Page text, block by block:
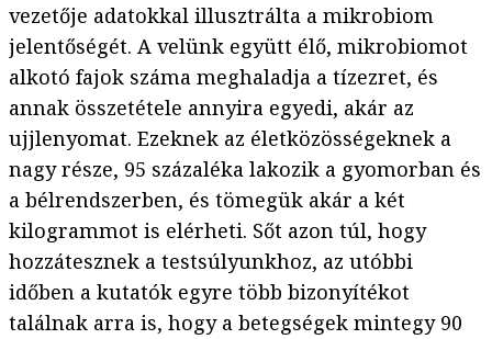
vezetője adatokkal illusztrálta a mikrobiom
jelentőségét. A velünk együtt élő, mikrobiomot
alkotó fajok száma meghaladja a tízezret, és
annak összetétele annyira egyedi, akár az
ujjlenyomat. Ezeknek az életközösségeknek a
nagy része, 95 százaléka lakozik a gyomorban és
a bélrendszerben, és tömegük akár a két
kilogrammot is elérheti. Sőt azon túl, hogy
hozzátesznek a testsúlyunkhoz, az utóbbi
időben a kutatók egyre több bizonyítékot
találnak arra is, hogy a betegségek mintegy 90